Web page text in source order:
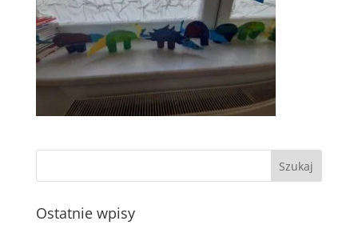
Ostatnie wpisy